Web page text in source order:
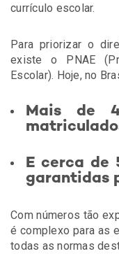
currículo escolar.
Para priorizar o
existe o PNAE
Escolar). Hoje, no
Mais de
E cerca de
garantidas
Com números tão
é complexo para as
todas as normas